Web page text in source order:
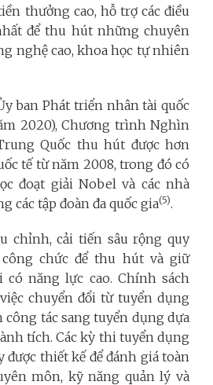
thưởng cao, hỗ trợ các điều
để thu hút những chuyên
nghệ cao, khoa học tự nhiên
ban Phát triển nhân tài quốc
2020), Chương trình Nghìn
Quốc thu hút được hơn
tế từ năm 2008, trong đó có
đoạt giải Nobel và các nhà
các tập đoàn đa quốc gia(5).
chỉnh, cải tiến sâu rộng quy
chức để thu hút và giữ
năng lực cao. Chính sách
chuyển đổi từ tuyển dụng
tác sang tuyển dụng dựa
tích. Các kỳ thi tuyển dụng
được thiết kế để đánh giá toàn
môn, kỹ năng quản lý và